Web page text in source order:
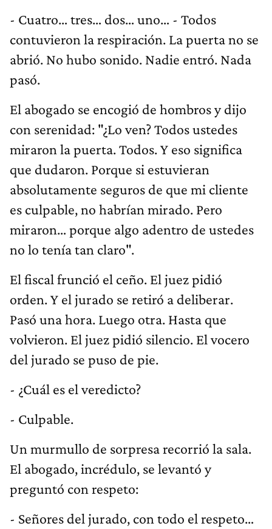
- Cuatro… tres… dos… uno… - Todos
contuvieron la respiración. La puerta no se
abrió. No hubo sonido. Nadie entró. Nada
pasó.
El abogado se encogió de hombros y dijo
con serenidad: "¿Lo ven? Todos ustedes
miraron la puerta. Todos. Y eso significa
que dudaron. Porque si estuvieran
absolutamente seguros de que mi cliente
es culpable, no habrían mirado. Pero
miraron… porque algo adentro de ustedes
no lo tenía tan claro".
El fiscal frunció el ceño. El juez pidió
orden. Y el jurado se retiró a deliberar.
Pasó una hora. Luego otra. Hasta que
volvieron. El juez pidió silencio. El vocero
del jurado se puso de pie.
- ¿Cuál es el veredicto?
- Culpable.
Un murmullo de sorpresa recorrió la sala.
El abogado, incrédulo, se levantó y
preguntó con respeto:
- Señores del jurado, con todo el respeto…